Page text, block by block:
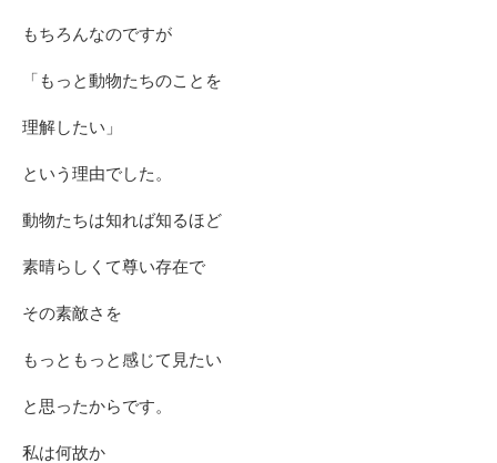
もちろんなのですが
「もっと動物たちのことを
理解したい」
という理由でした。
動物たちは知れば知るほど
素晴らしくて尊い存在で
その素敵さを
もっともっと感じて見たい
と思ったからです。
私は何故か